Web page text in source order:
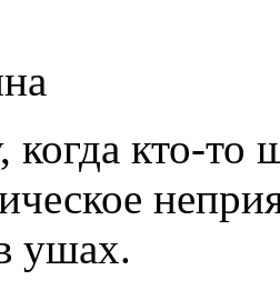
кто-то
ушах.